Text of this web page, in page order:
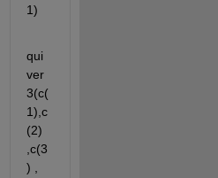
1)
qui
ver
3(c(
1),c
(2)
,c(3
) ,